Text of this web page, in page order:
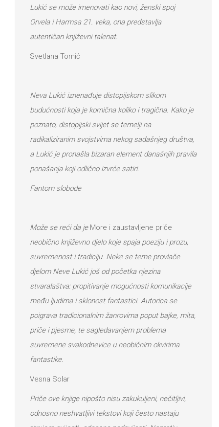
Lukić se može imenovati kao novi, ženski spoj
Orvela i Harmsa 21. veka, ona predstavlja
autentičan književni talenat.
Svetlana Tomić
Neva Lukić iznenađuje distopijskom slikom
budućnosti koja je komična koliko i tragična. Kako je
poznato, distopijski svijet se temelji na
radikaliziranim svojstvima nekog sadašnjeg društva,
a Lukić je pronašla bizaran element današnjih pravila
ponašanja koji odlično izvrće satiri.
Fantom slobode
Može se reći da je More i zaustavljene priče
neobično književno djelo koje spaja poeziju i prozu,
suvremenost i tradiciju. Neke se teme provlače
djelom Neve Lukić još od početka njezina
stvaralaštva: propitivanje mogućnosti komunikacije
među ljudima i sklonost fantastici. Autorica se
poigrava tradicionalnim žanrovima poput bajke, mita,
priče i pjesme, te sagledavanjem problema
suvremene svakodnevice u neobičnim okvirima
fantastike.
Vesna Solar
Priče ove knjige nipošto nisu zakukuljeni, nečitljivi,
odnosno neshvatljivi tekstovi koji često nastaju